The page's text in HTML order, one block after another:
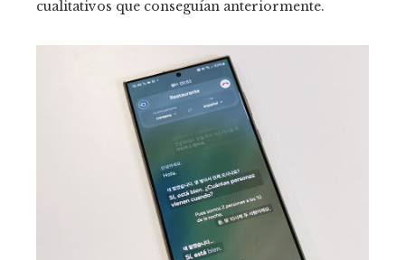
cualitativos que conseguían anteriormente.